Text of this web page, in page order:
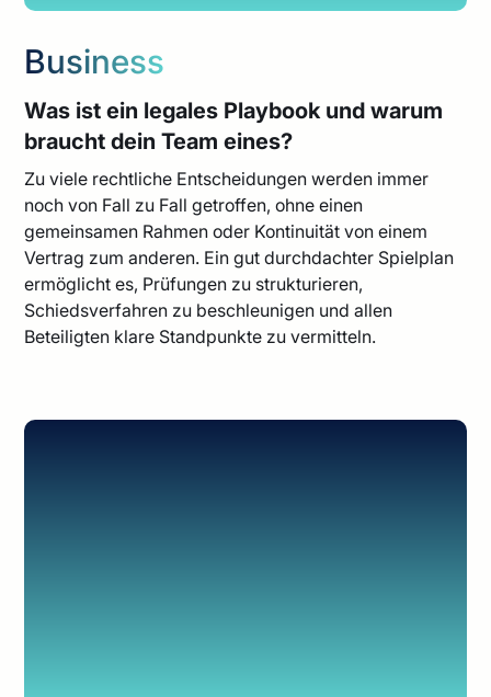
Business
Was ist ein legales Playbook und warum
braucht dein Team eines?
Zu viele rechtliche Entscheidungen werden immer
noch von Fall zu Fall getroffen, ohne einen
gemeinsamen Rahmen oder Kontinuität von einem
Vertrag zum anderen. Ein gut durchdachter Spielplan
ermöglicht es, Prüfungen zu strukturieren,
Schiedsverfahren zu beschleunigen und allen
Beteiligten klare Standpunkte zu vermitteln.